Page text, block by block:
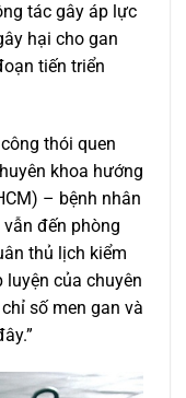
tác gây áp lực
hại cho gan
tiến triển
thói quen
khoa hướng
– bệnh nhân
vẫn đến phòng
thủ lịch kiểm
của chuyên
số men gan và